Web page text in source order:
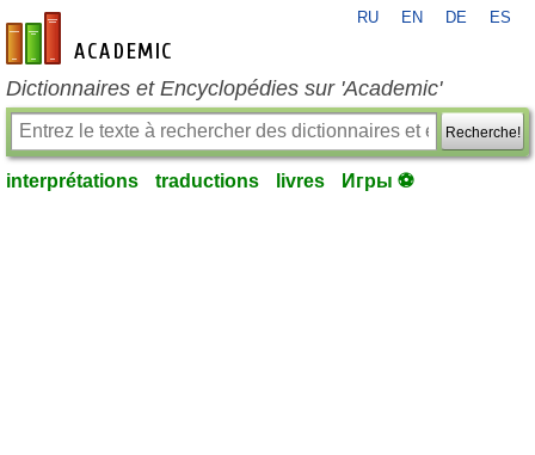
fr-academic.com
RU EN DE ES
Dictionnaires et Encyclopédies sur 'Academic'
Recherche!
interprétations traductions livres Игры ⚽